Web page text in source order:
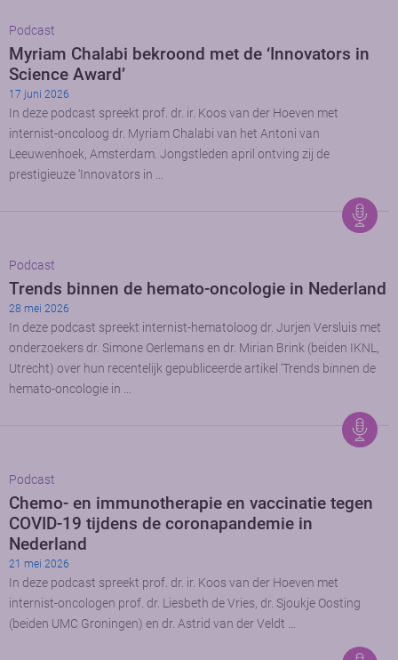
Podcast
Myriam Chalabi bekroond met de ‘Innovators in
Science Award’
17 juni 2026
In deze podcast spreekt prof. dr. ir. Koos van der Hoeven met
internist-oncoloog dr. Myriam Chalabi van het Antoni van
Leeuwenhoek, Amsterdam. Jongstleden april ontving zij de
prestigieuze ‘Innovators in …
Podcast
Trends binnen de hemato-oncologie in Nederland
28 mei 2026
In deze podcast spreekt internist-hematoloog dr. Jurjen Versluis met
onderzoekers dr. Simone Oerlemans en dr. Mirian Brink (beiden IKNL,
Utrecht) over hun recentelijk gepubliceerde artikel ‘Trends binnen de
hemato-oncologie in …
Podcast
Chemo- en immunotherapie en vaccinatie tegen
COVID-19 tijdens de coronapandemie in
Nederland
21 mei 2026
In deze podcast spreekt prof. dr. ir. Koos van der Hoeven met
internist-oncologen prof. dr. Liesbeth de Vries, dr. Sjoukje Oosting
(beiden UMC Groningen) en dr. Astrid van der Veldt …